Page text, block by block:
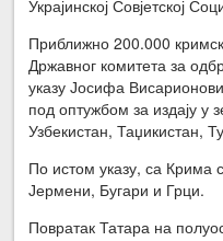
Украјинској Совјетској
Приближно 200.000
Државног комитета за
указу Јосифа
под оптужбом за издају
Узбекистан, Таџикистан,
По истом указу, са Крима
Јермени, Бугари и Грци.
Повратак Татара на